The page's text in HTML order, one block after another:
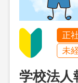
正
未
学校法人